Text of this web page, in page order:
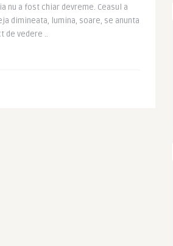
nu a fost chiar devreme. Ceasul a
dimineata, lumina, soare, se anunta
de vedere ..